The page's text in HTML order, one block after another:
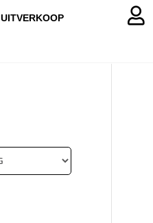
UITVERKOOP
